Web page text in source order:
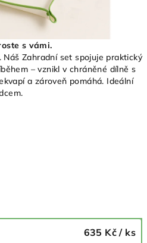
s vámi.
Zahradní set spojuje praktický
– vznikl v chráněné dílně s
a zároveň pomáhá. Ideální
635 Kč / ks